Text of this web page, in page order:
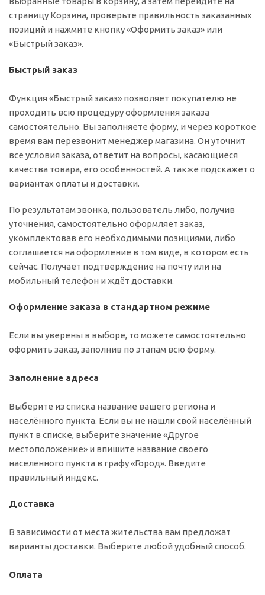
страницу Корзина, проверьте правильность заказанных
позиций и нажмите кнопку «Оформить заказ» или
«Быстрый заказ».
Быстрый заказ
Функция «Быстрый заказ» позволяет покупателю не
проходить всю процедуру оформления заказа
самостоятельно. Вы заполняете форму, и через короткое
время вам перезвонит менеджер магазина. Он уточнит
все условия заказа, ответит на вопросы, касающиеся
качества товара, его особенностей. А также подскажет о
вариантах оплаты и доставки.
По результатам звонка, пользователь либо, получив
уточнения, самостоятельно оформляет заказ,
укомплектовав его необходимыми позициями, либо
соглашается на оформление в том виде, в котором есть
сейчас. Получает подтверждение на почту или на
мобильный телефон и ждёт доставки.
Оформление заказа в стандартном режиме
Если вы уверены в выборе, то можете самостоятельно
оформить заказ, заполнив по этапам всю форму.
Заполнение адреса
Выберите из списка название вашего региона и
населённого пункта. Если вы не нашли свой населённый
пункт в списке, выберите значение «Другое
местоположение» и впишите название своего
населённого пункта в графу «Город». Введите
правильный индекс.
Доставка
В зависимости от места жительства вам предложат
варианты доставки. Выберите любой удобный способ.
Оплата